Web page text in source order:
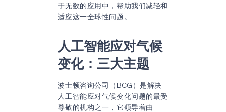
于无数的应用中，帮助我们减轻和
适应这一全球性问题。
人工智能应对气候
变化：三大主题
波士顿咨询公司（BCG）是解决
人工智能应对气候变化问题的最受
尊敬的机构之一，它领导着由